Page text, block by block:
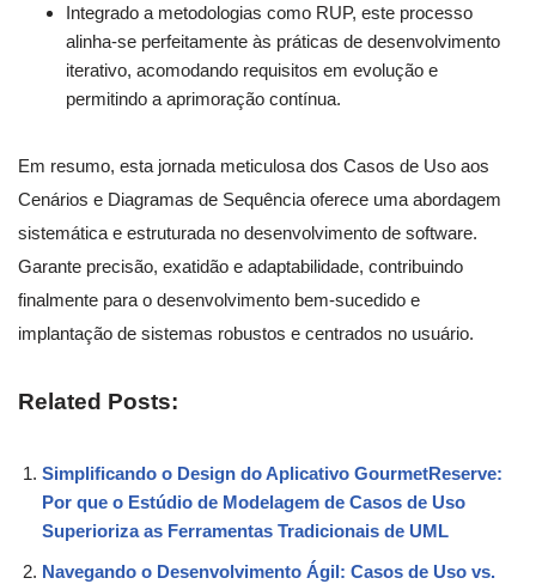
Integrado a metodologias como RUP, este processo
alinha-se perfeitamente às práticas de desenvolvimento
iterativo, acomodando requisitos em evolução e
permitindo a aprimoração contínua.
Em resumo, esta jornada meticulosa dos Casos de Uso aos
Cenários e Diagramas de Sequência oferece uma abordagem
sistemática e estruturada no desenvolvimento de software.
Garante precisão, exatidão e adaptabilidade, contribuindo
finalmente para o desenvolvimento bem-sucedido e
implantação de sistemas robustos e centrados no usuário.
Related Posts:
Simplificando o Design do Aplicativo GourmetReserve:
Por que o Estúdio de Modelagem de Casos de Uso
Superioriza as Ferramentas Tradicionais de UML
Navegando o Desenvolvimento Ágil: Casos de Uso vs.